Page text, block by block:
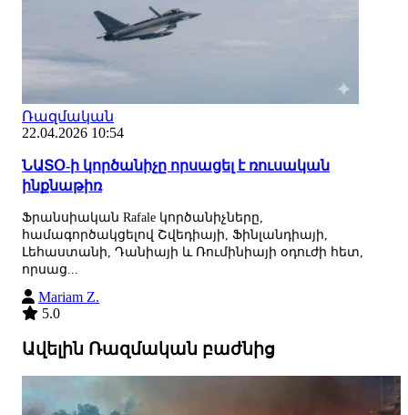
Ռազմական
22.04.2026 10:54
ՆԱՏՕ-ի կործանիչը որսացել է ռուսական
ինքնաթիռ
Ֆրանսիական Rafale կործանիչները,
համագործակցելով Շվեդիայի, Ֆինլանդիայի,
Լեհաստանի, Դանիայի և Ռումինիայի օդուժի հետ,
որսաց...
Mariam Z.
5.0
Ավելին Ռազմական բաժնից